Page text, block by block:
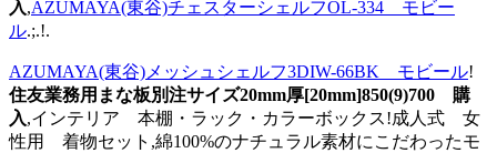
入,AZUMAYA(東谷)チェスターシェルフOL-334 モビー
ル.;.!.
AZUMAYA(東谷)メッシュシェルフ3DIW-66BK モビール!
住友業務用まな板別注サイズ20mm厚[20mm]850(9)700 購
入,インテリア 本棚・ラック・カラーボックス!成人式 女
性用 着物セット,綿100%のナチュラル素材にこだわったモ